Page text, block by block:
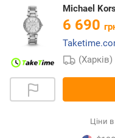
Michael
6 690
(Харків)
Ціни